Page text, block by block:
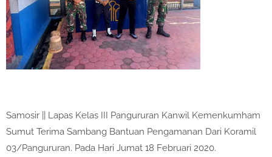
Samosir || Lapas Kelas III Pangururan Kanwil Kemenkumham
Sumut Terima Sambang Bantuan Pengamanan Dari Koramil
03/Pangururan. Pada Hari Jumat 18 Februari 2020.